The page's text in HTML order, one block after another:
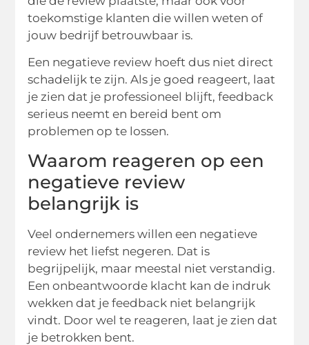
toekomstige klanten die willen weten of
jouw bedrijf betrouwbaar is.
Een negatieve review hoeft dus niet direct
schadelijk te zijn. Als je goed reageert, laat
je zien dat je professioneel blijft, feedback
serieus neemt en bereid bent om
problemen op te lossen.
Waarom reageren op een
negatieve review
belangrijk is
Veel ondernemers willen een negatieve
review het liefst negeren. Dat is
begrijpelijk, maar meestal niet verstandig.
Een onbeantwoorde klacht kan de indruk
wekken dat je feedback niet belangrijk
vindt. Door wel te reageren, laat je zien dat
je betrokken bent.